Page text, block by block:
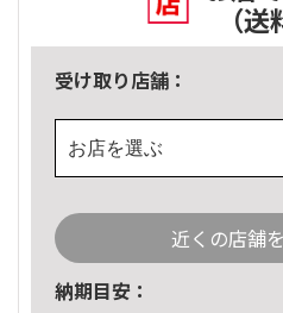
（
受け取り店舗：
お店を選ぶ
近くの店舗
納期目安：